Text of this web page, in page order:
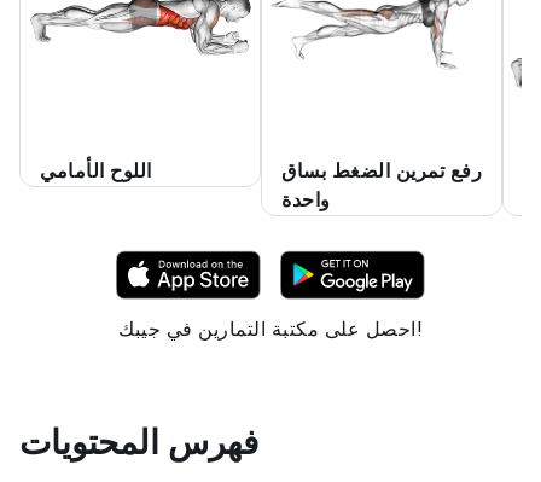
اللوح الأمامي
رفع تمرين الضغط بساق
واحدة
احصل على مكتبة التمارين في جيبك!
فهرس المحتويات